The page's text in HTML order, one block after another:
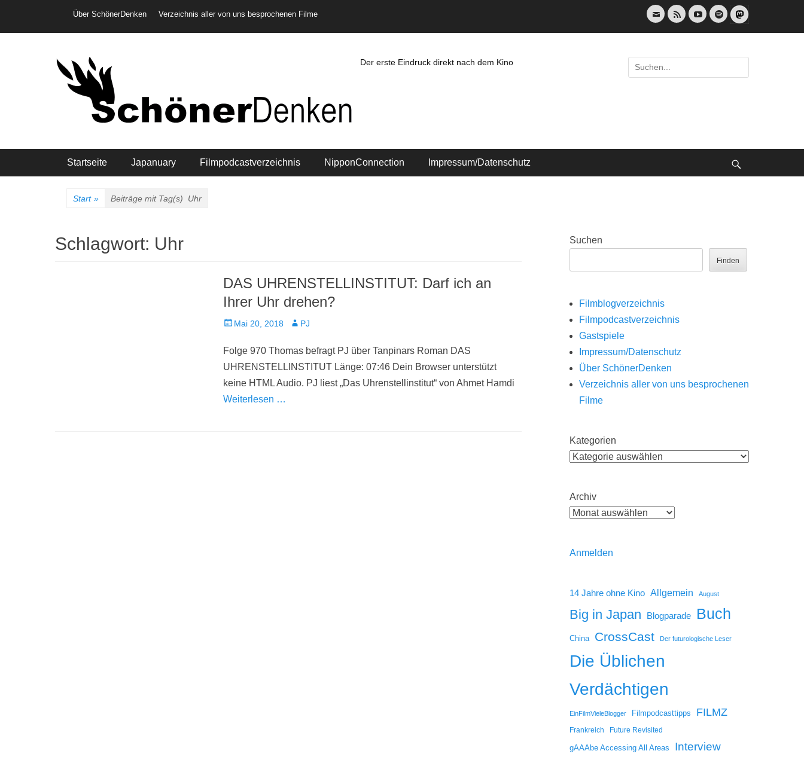
Header-Menü
Über SchönerDenken Verzeichnis aller von uns besprochenen Filme
E-
Mail
Feed YouTubeSpotify
Der erste Eindruck direkt nach dem Kino
Suche
nach:
Hauptmenü
Startseite Japanuary Filmpodcastverzeichnis NipponConnection Impressum/Datenschutz
Start » Beiträge mit Tag(s) Uhr
Schlagwort: Uhr
DAS UHRENSTELLINSTITUT: Darf ich an
Ihrer Uhr drehen?
Veröffentlicht
Mai 20, 2018 Autor
PJ
Folge 970 Thomas befragt PJ über Tanpinars Roman DAS
UHRENSTELLINSTITUT Länge: 07:46 Dein Browser unterstützt
keine HTML Audio. PJ liest „Das Uhrenstellinstitut“ von Ahmet Hamdi
Weiterlesen …
Suchen
Finden
Filmblogverzeichnis
Filmpodcastverzeichnis
Gastspiele
Impressum/Datenschutz
Über SchönerDenken
Verzeichnis aller von uns besprochenen
Filme
Kategorien
Archiv
Anmelden
14 Jahre ohne Kino Allgemein August
Big in Japan Blogparade Buch
China CrossCast Der futurologische Leser
Die Üblichen
Verdächtigen
EinFilmVieleBlogger Filmpodcasttipps FILMZ
Frankreich Future Revisited
gAAAbe Accessing All Areas Interview